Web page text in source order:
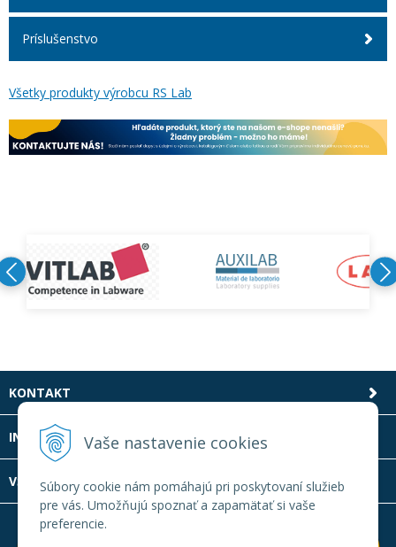
Vaše nastavenie cookies
Súbory cookie nám pomáhajú pri poskytovaní služieb
pre vás. Umožňujú spoznať a zapamätať si vaše
preferencie.
Príslušenstvo
Všetky produkty výrobcu RS Lab
KONTAKT
INFOLINKA
VŠETKO O NÁKUPE